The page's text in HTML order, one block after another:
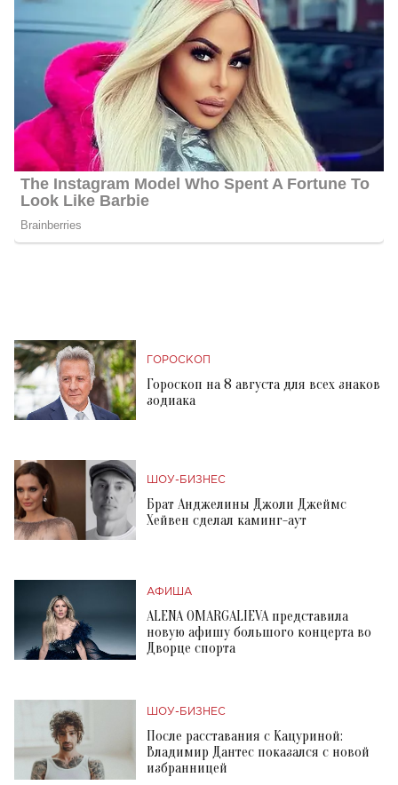
ГОРОСКОП
Гороскоп на 8 августа для всех знаков
зодиака
ШОУ-БИЗНЕС
Брат Анджелины Джоли Джеймс
Хейвен сделал каминг-аут
АФИША
ALENA OMARGALIEVA представила
новую афишу большого концерта во
Дворце спорта
ШОУ-БИЗНЕС
После расставания с Кацуриной:
Владимир Дантес показался с новой
избранницей